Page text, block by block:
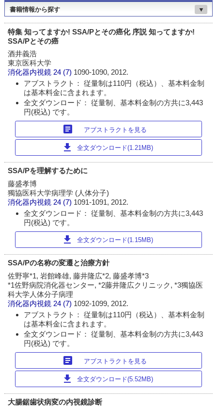
書籍情報から探す ▼
特集 知ってますか! SSA/Pとその癌化 序説 知ってますか!
SSA/Pとその癌
酒井義浩
東京医科大学
消化器内視鏡 24 (7) 1090-1090, 2012.
アブストラクト： 従量制は110円（税込）、基本料金制
は基本料金に含まれます。
全文ダウンロード： 従量制、基本料金制の方共に3,443
円(税込) です。
article アブストラクトを見る
download 全文ダウンロード(1.21MB)
SSA/Pを理解するために
藤盛孝博
獨協医科大学病理学 (人体分子)
消化器内視鏡 24 (7) 1091-1091, 2012.
全文ダウンロード： 従量制、基本料金制の方共に3,443
円(税込) です。
download 全文ダウンロード(1.15MB)
SSA/Pの名称の変遷と治療方針
佐野寧*1, 岩館峰雄, 藤井隆広*2, 藤盛孝博*3
*1佐野病院消化器センター, *2藤井隆広クリニック, *3獨協医
科大学人体分子病理
消化器内視鏡 24 (7) 1092-1099, 2012.
アブストラクト： 従量制は110円（税込）、基本料金制
は基本料金に含まれます。
全文ダウンロード： 従量制、基本料金制の方共に3,443
円(税込) です。
article アブストラクトを見る
download 全文ダウンロード(5.52MB)
大腸鋸歯状病変の内視鏡診断